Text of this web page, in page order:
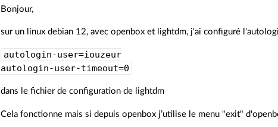
Bonjour,
sur un linux debian 12, avec openbox et lightdm, j'ai configuré
autologin-user=iouzeur
autologin-user-timeout=0
dans le fichier de configuration de lightdm
Cela fonctionne mais si depuis openbox j’utilise le menu "exit"